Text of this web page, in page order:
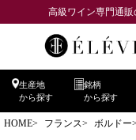
高級ワイン専門通
生産地
から探す
銘柄
から探す
HOME フランス ボルドー
価格